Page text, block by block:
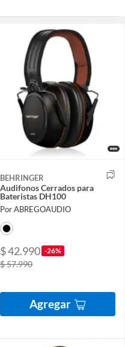
BEHRINGER
Audifonos Cerrados para
Bateristas DH100
Por ABREGOAUDIO
$ 42.990 -26%
$ 57.990
Agregar